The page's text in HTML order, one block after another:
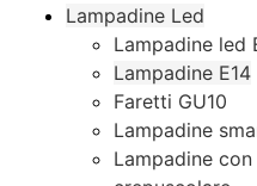
Lampadine Led
Lampadine led
Lampadine E14
Faretti GU10
Lampadine
Lampadine